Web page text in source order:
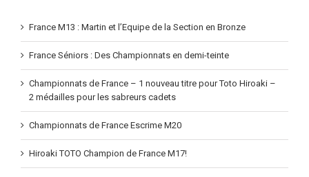
France M13 : Martin et l’Equipe de la Section en Bronze
France Séniors : Des Championnats en demi-teinte
Championnats de France – 1 nouveau titre pour Toto Hiroaki –
2 médailles pour les sabreurs cadets
Championnats de France Escrime M20
Hiroaki TOTO Champion de France M17!